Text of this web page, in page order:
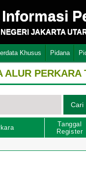
JAKARTA
Khusus Pidana
ALUR
Tanggal
Register